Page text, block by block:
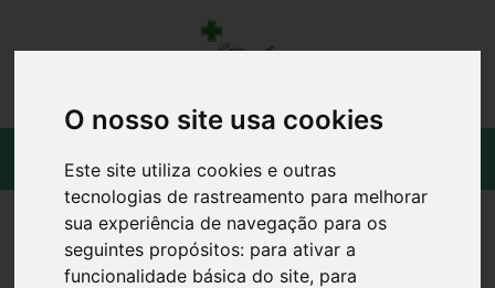
O nosso site usa cookies
Este site utiliza cookies e outras
tecnologias de rastreamento para melhorar
sua experiência de navegação para os
seguintes propósitos: para ativar a
funcionalidade básica do site, para